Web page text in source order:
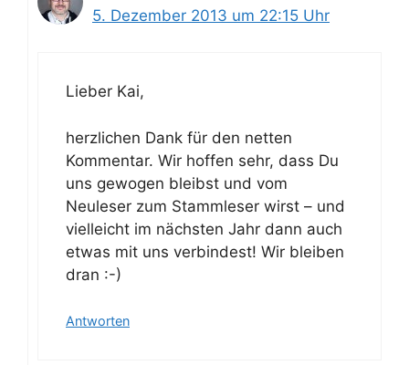
5. Dezember 2013 um 22:15 Uhr
Lieber Kai,
herzlichen Dank für den netten
Kommentar. Wir hoffen sehr, dass Du
uns gewogen bleibst und vom
Neuleser zum Stammleser wirst – und
vielleicht im nächsten Jahr dann auch
etwas mit uns verbindest! Wir bleiben
dran :-)
Antworten